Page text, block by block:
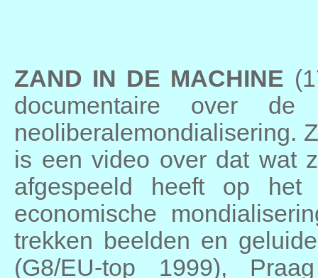
ZAND IN DE MACHINE
documentaire over de
neoliberalemondialisering.
is een video over dat wat
afgespeeld heeft op
economische
trekken beelden en
(G8/EU-top 1999),